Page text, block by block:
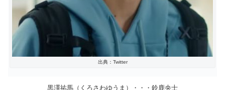
出典：Twitter
黒澤祐馬（くろさわゆうま）・・・ 鈴鹿央士